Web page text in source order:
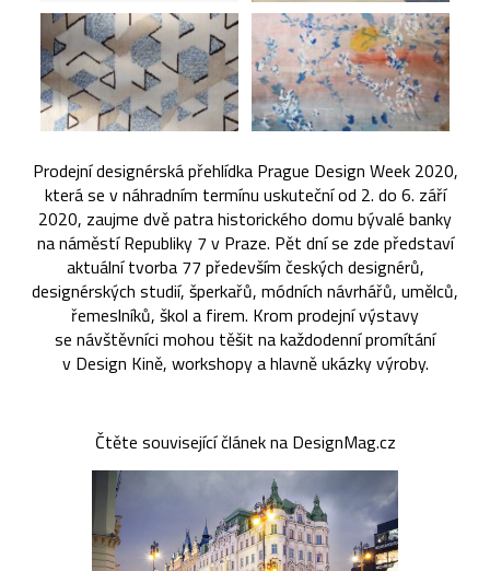
Prodejní designérská přehlídka Prague Design Week 2020,
která se v náhradním termínu uskuteční od 2. do 6. září
2020, zaujme dvě patra historického domu bývalé banky
na náměstí Republiky 7 v Praze. Pět dní se zde představí
aktuální tvorba 77 především českých designérů,
designérských studií, šperkařů, módních návrhářů, umělců,
řemeslníků, škol a firem. Krom prodejní výstavy
se návštěvníci mohou těšit na každodenní promítání
v Design Kině, workshopy a hlavně ukázky výroby.
Čtěte související článek na DesignMag.cz